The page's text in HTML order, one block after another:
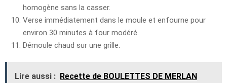
homogène sans la casser.
Verse immédiatement dans le moule et enfourne pour
environ 30 minutes à four modéré.
Démoule chaud sur une grille.
Lire aussi : Recette de BOULETTES DE MERLAN